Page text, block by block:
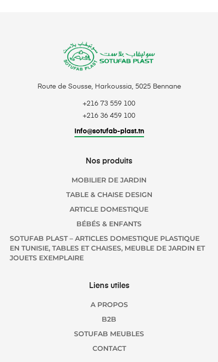
Route de Sousse, Harkoussia, 5025 Bennane
+216 73 559 100
+216 36 459 100
info@sotufab-plast.tn
Nos produits
MOBILIER DE JARDIN
TABLE & CHAISE DESIGN
ARTICLE DOMESTIQUE
BÉBÉS & ENFANTS
SOTUFAB PLAST – ARTICLES DOMESTIQUE PLASTIQUE
EN TUNISIE, TABLES ET CHAISES, MEUBLE DE JARDIN ET
JOUETS EXEMPLAIRE
Liens utiles
A PROPOS
B2B
SOTUFAB MEUBLES
CONTACT